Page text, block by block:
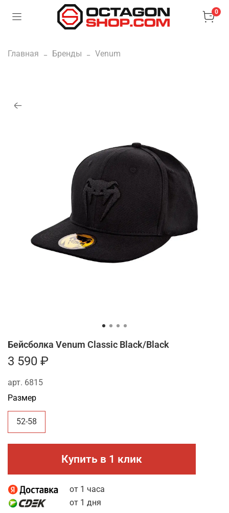
0
Главная Бренды Venum
арт. 6815
Бейсболка Venum Classic Black/Black
3 590 ₽
Купить в 1 клик
от 1 часа
от 1 дня
Размер
52-58